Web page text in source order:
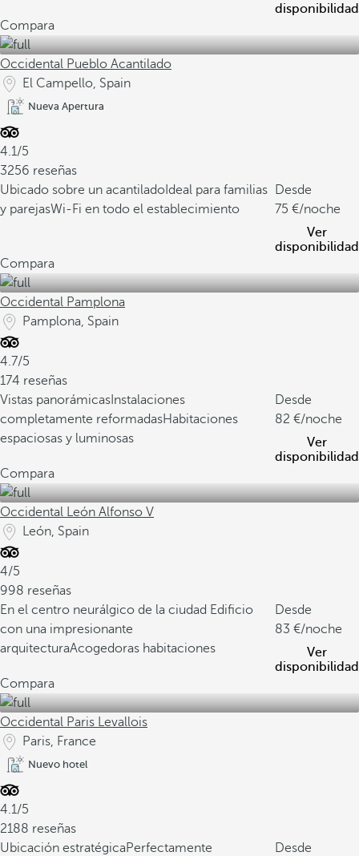
disponibilidad
Compara
Occidental Pueblo Acantilado
El Campello, Spain
Nueva Apertura
4.1/5
3256 reseñas
Ubicado sobre un acantilado Ideal para familias
y parejasWi-Fi en todo el establecimiento
Desde
75
/noche
Ver
disponibilidad
Compara
Occidental Pamplona
Pamplona, Spain
4.7/5
174 reseñas
Vistas panorámicas Instalaciones
completamente reformadasHabitaciones
espaciosas y luminosas
Desde
82
/noche
Ver
disponibilidad
Compara
Occidental León Alfonso V
León, Spain
4/5
998 reseñas
En el centro neurálgico de la ciudad Edificio
con una impresionante
arquitecturaAcogedoras habitaciones
Desde
83
/noche
Ver
disponibilidad
Compara
Occidental Paris Levallois
Paris, France
Nuevo hotel
4.1/5
2188 reseñas
Ubicación estratégicaPerfectamente
Desde